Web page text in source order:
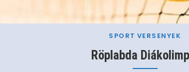
SPORT VERSENYEK
Röplabda